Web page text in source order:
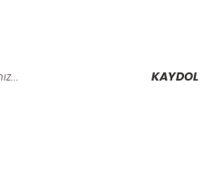
KAYDOL